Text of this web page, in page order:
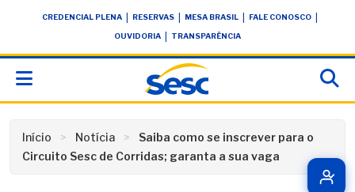
conteúdoCREDENCIAL PLENA RESERVAS MESA BRASIL FALE CONOSCO
OUVIDORIA TRANSPARÊNCIA
Início Notícia
Saiba como se inscrever para o
Circuito Sesc de Corridas; garanta a sua vaga